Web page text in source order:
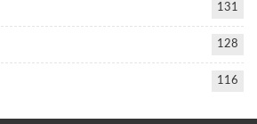
131
128
116